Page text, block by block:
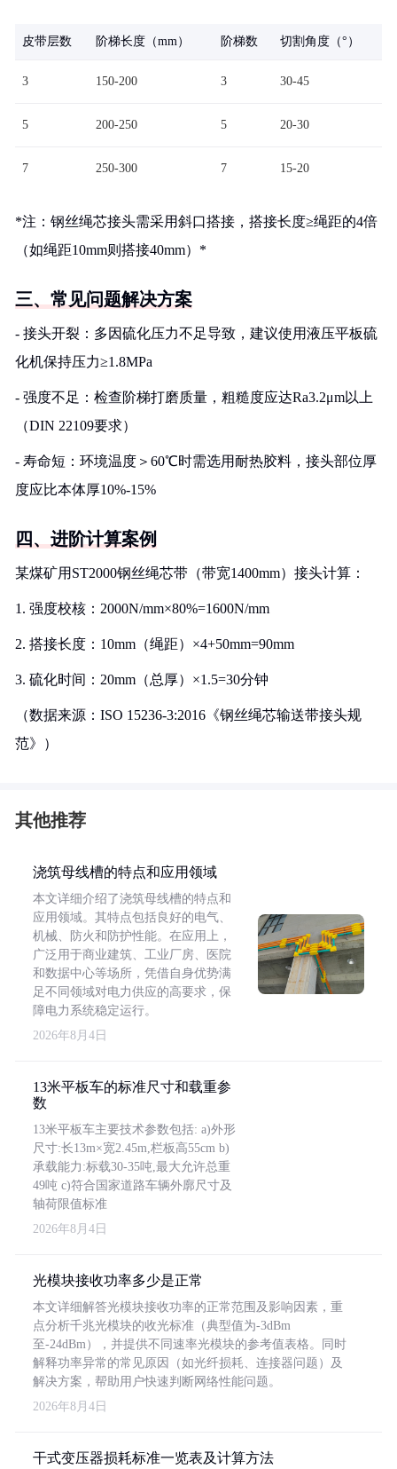
皮带层数 阶梯长度（mm） 阶梯数 切割角度（°）
3 150-200 3 30-45
5 200-250 5 20-30
7 250-300 7 15-20
*注：钢丝绳芯接头需采用斜口搭接，搭接长度≥绳距的4倍
（如绳距10mm则搭接40mm）*
三、常见问题解决方案
- 接头开裂：多因硫化压力不足导致，建议使用液压平板硫
化机保持压力≥1.8MPa
- 强度不足：检查阶梯打磨质量，粗糙度应达Ra3.2μm以上
（DIN 22109要求）
- 寿命短：环境温度＞60℃时需选用耐热胶料，接头部位厚
度应比本体厚10%-15%
四、进阶计算案例
某煤矿用ST2000钢丝绳芯带（带宽1400mm）接头计算：
1. 强度校核：2000N/mm×80%=1600N/mm
2. 搭接长度：10mm（绳距）×4+50mm=90mm
3. 硫化时间：20mm（总厚）×1.5=30分钟
（数据来源：ISO 15236-3:2016《钢丝绳芯输送带接头规
范》）
其他推荐
浇筑母线槽的特点和应用领域
本文详细介绍了浇筑母线槽的特点和
应用领域。其特点包括良好的电气、
机械、防火和防护性能。在应用上，
广泛用于商业建筑、工业厂房、医院
和数据中心等场所，凭借自身优势满
足不同领域对电力供应的高要求，保
障电力系统稳定运行。
2026年8月4日
13米平板车的标准尺寸和载重参
数
13米平板车主要技术参数包括: a)外形
尺寸:长13m×宽2.45m,栏板高55cm b)
承载能力:标载30-35吨,最大允许总重
49吨 c)符合国家道路车辆外廓尺寸及
轴荷限值标准
2026年8月4日
光模块接收功率多少是正常
本文详细解答光模块接收功率的正常范围及影响因素，重
点分析千兆光模块的收光标准（典型值为-3dBm
至-24dBm），并提供不同速率光模块的参考值表格。同时
解释功率异常的常见原因（如光纤损耗、连接器问题）及
解决方案，帮助用户快速判断网络性能问题。
2026年8月4日
干式变压器损耗标准一览表及计算方法